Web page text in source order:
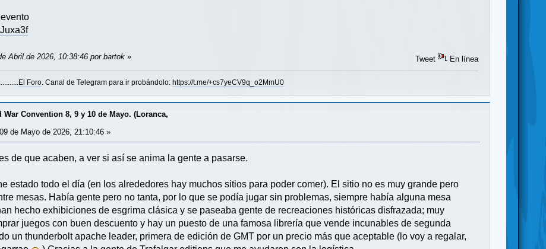
Abril de 2026, 10:38:46 por bartok » Tweet En línea
El Foro . Canal de Telegram para ir probándolo:https://t.me/+cs7yeCV9q_o2MmU0
War Convention 8, 9 y 10 de Mayo. (Loranca,
09 de Mayo de 2026, 21:10:46 »
de que acaben, a ver si así se anima la gente a pasarse.
estado todo el día (en los alrededores hay muchos sitios para poder comer). El sitio no es muy grande pero
mesas. Había gente pero no tanta, por lo que se podía jugar sin problemas, siempre había alguna mesa
hecho exhibiciones de esgrima clásica y se paseaba gente de recreaciones históricas disfrazada; muy
juegos con buen descuento y hay un puesto de una famosa librería que vende incunables de segunda
un thunderbolt apache leader, primera de edición de GMT por un precio más que aceptable (lo voy a regalar,